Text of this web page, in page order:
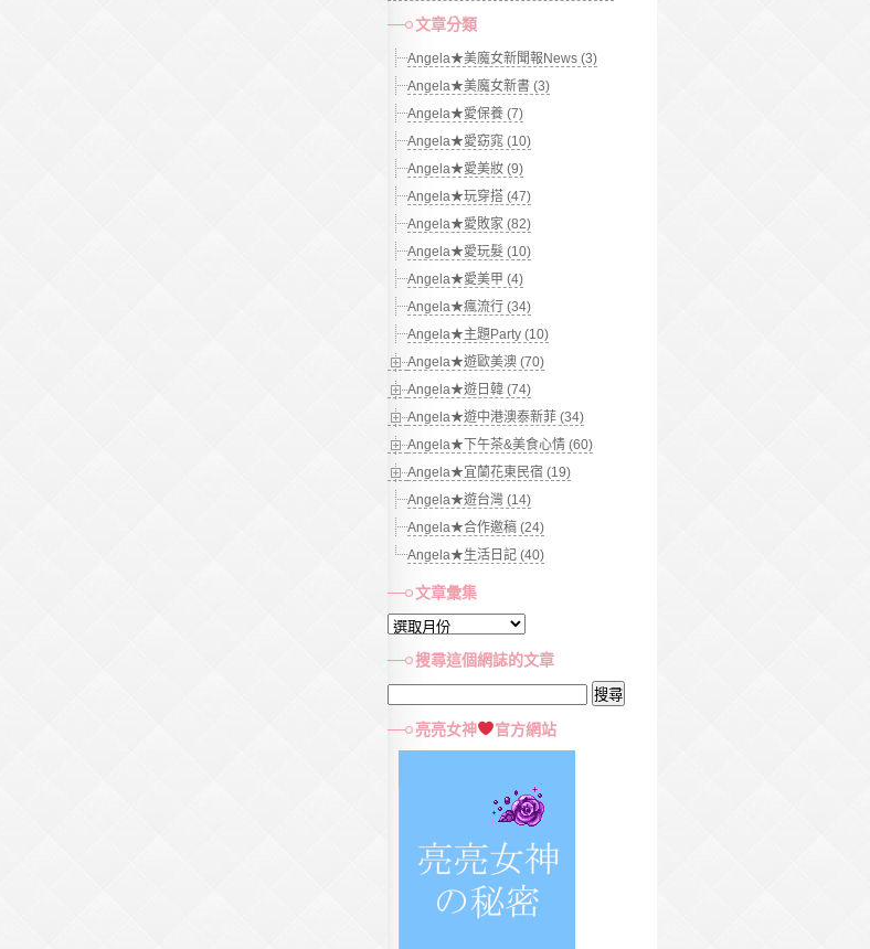
文章分類
Angela★美魔女新聞報News (3)
Angela★美魔女新書 (3)
Angela★愛保養 (7)
Angela★愛窈窕 (10)
Angela★愛美妝 (9)
Angela★玩穿搭 (47)
Angela★愛敗家 (82)
Angela★愛玩髮 (10)
Angela★愛美甲 (4)
Angela★瘋流行 (34)
Angela★主題Party (10)
Angela★遊歐美澳 (70)
Angela★遊日韓 (74)
Angela★遊中港澳泰新菲 (34)
Angela★下午茶&美食心情 (60)
Angela★宜蘭花東民宿 (19)
Angela★遊台灣 (14)
Angela★合作邀稿 (24)
Angela★生活日記 (40)
文章彙集
文
彙
集
搜尋這個網誌的文章
關
亮亮女神 官方網站